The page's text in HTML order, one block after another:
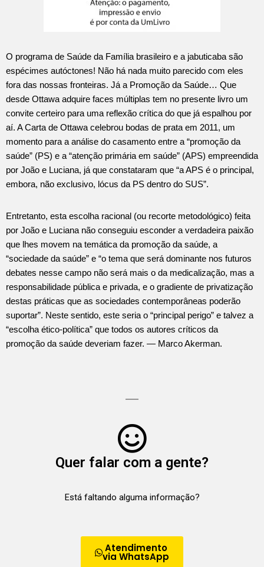
O programa de Saúde da Família brasileiro e a jabuticaba são
espécimes autóctones! Não há nada muito parecido com eles
fora das nossas fronteiras. Já a Promoção da Saúde… Que
desde Ottawa adquire faces múltiplas tem no presente livro um
convite certeiro para uma reflexão crítica do que já espalhou por
aí. A Carta de Ottawa celebrou bodas de prata em 2011, um
momento para a análise do casamento entre a “promoção da
saúde” (PS) e a “atenção primária em saúde” (APS) empreendida
por João e Luciana, já que constataram que “a APS é o principal,
embora, não exclusivo, lócus da PS dentro do SUS”.
Entretanto, esta escolha racional (ou recorte metodológico) feita
por João e Luciana não conseguiu esconder a verdadeira paixão
que lhes movem na temática da promoção da saúde, a
“sociedade da saúde” e “o tema que será dominante nos futuros
debates nesse campo não será mais o da medicalização, mas a
responsabilidade pública e privada, e o gradiente de privatização
destas práticas que as sociedades contemporâneas poderão
suportar”. Neste sentido, este seria o “principal perigo” e talvez a
“escolha ético-política” que todos os autores críticos da
promoção da saúde deveriam fazer. — Marco Akerman.
Quer falar com a gente?
Está faltando alguma informação?
Atendimento
via WhatsApp